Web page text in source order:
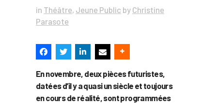
in Théâtre, Jeune Public by Christine
Parasote
En novembre, deux pièces futuristes,
datées d’il y a quasi un siècle et toujours
en cours de réalité, sont programmées